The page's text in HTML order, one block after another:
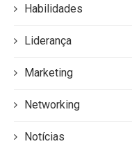
Habilidades
Liderança
Marketing
Networking
Notícias